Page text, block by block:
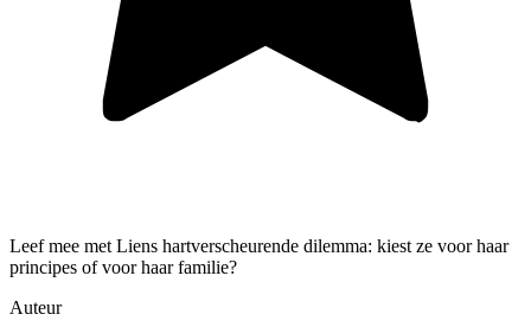
Leef mee met Liens hartverscheurende dilemma: kiest ze voor haar
principes of voor haar familie?
Auteur